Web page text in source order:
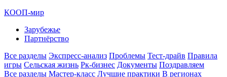
КООП-мир
Зарубежье
Партнёрство
Все разделы Экспресс-анализ Проблемы Тест-драйв Правила
игры Сельская жизнь Рк-бизнес Документы Поздравляем
Все разделы Мастер-класс Лучшие практики В регионах